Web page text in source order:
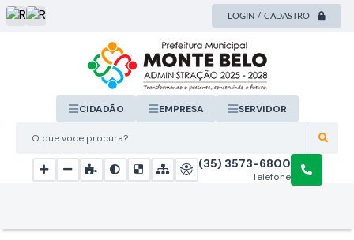
LOGIN / CADASTRO
O que voce procura?
CIDADÃO EMPRESA SERVIDOR
Telefone
(35) 3573-6800